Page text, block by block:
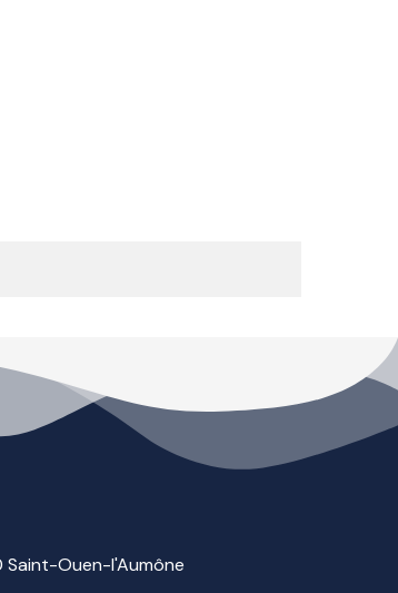
Saint-Ouen-l'Aumône